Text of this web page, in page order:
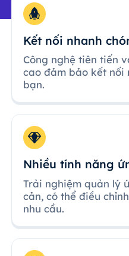
Kết nối nhanh
Công nghệ tiên tiến
cao đảm bảo kết nối
bạn.
Nhiều tính năng
Trải nghiệm quản lý
cản, có thể điều
nhu cầu.